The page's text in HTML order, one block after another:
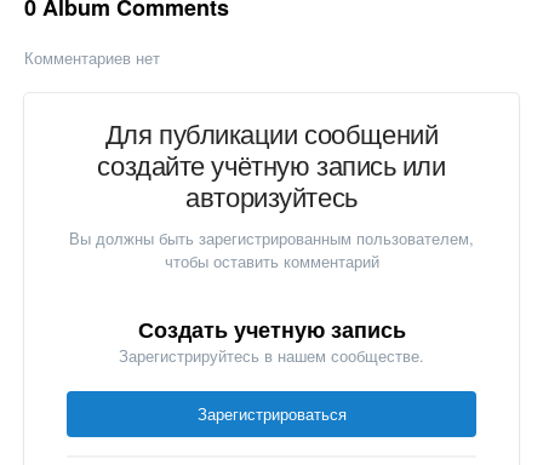
0 Album Comments
Комментариев нет
Для публикации сообщений
создайте учётную запись или
авторизуйтесь
Вы должны быть зарегистрированным пользователем,
чтобы оставить комментарий
Создать учетную запись
Зарегистрируйтесь в нашем сообществе.
Зарегистрироваться